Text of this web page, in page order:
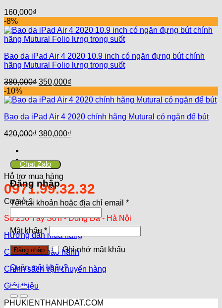
160,000₫
-8%
Bao da iPad Air 4 2020 10.9 inch có ngăn đựng bút chính
hãng Mutural Folio lưng trong suốt
380,000₫ Giá
là:
350,000₫
tại
350,000₫.
-10%
Bao da iPad Air 4 2020 chính hãng Mutural có ngăn để bút
420,000₫ Giá
420,000₫.
380,000₫
Hỗ trợ mua hàng
0971.99.32.32
Cơ sở 1
Số 250 Tây Sơn - Đống Đa - Hà Nội
Hướng dẫn mua hàng
Chính sách bảo hành
Chính sách vận chuyển hàng
Giới thiệu
PHUKIENTHANHDAT.COM
Chat Zalo
Đăng nhập
Tên tài khoản hoặc địa chỉ email *
Mật khẩu *
Đăng nhập Ghi nhớ mật khẩu
Quên mật khẩu?